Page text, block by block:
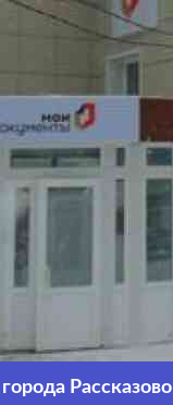
Рассказово